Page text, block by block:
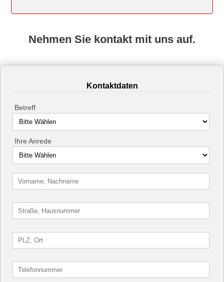
Nehmen Sie kontakt mit uns auf.
Kontaktdaten
Betreff
Ihre Anrede